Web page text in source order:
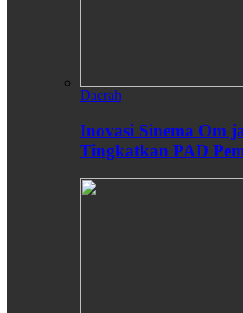
Daerah
Inovasi Sinema Om
Tingkatkan PAD